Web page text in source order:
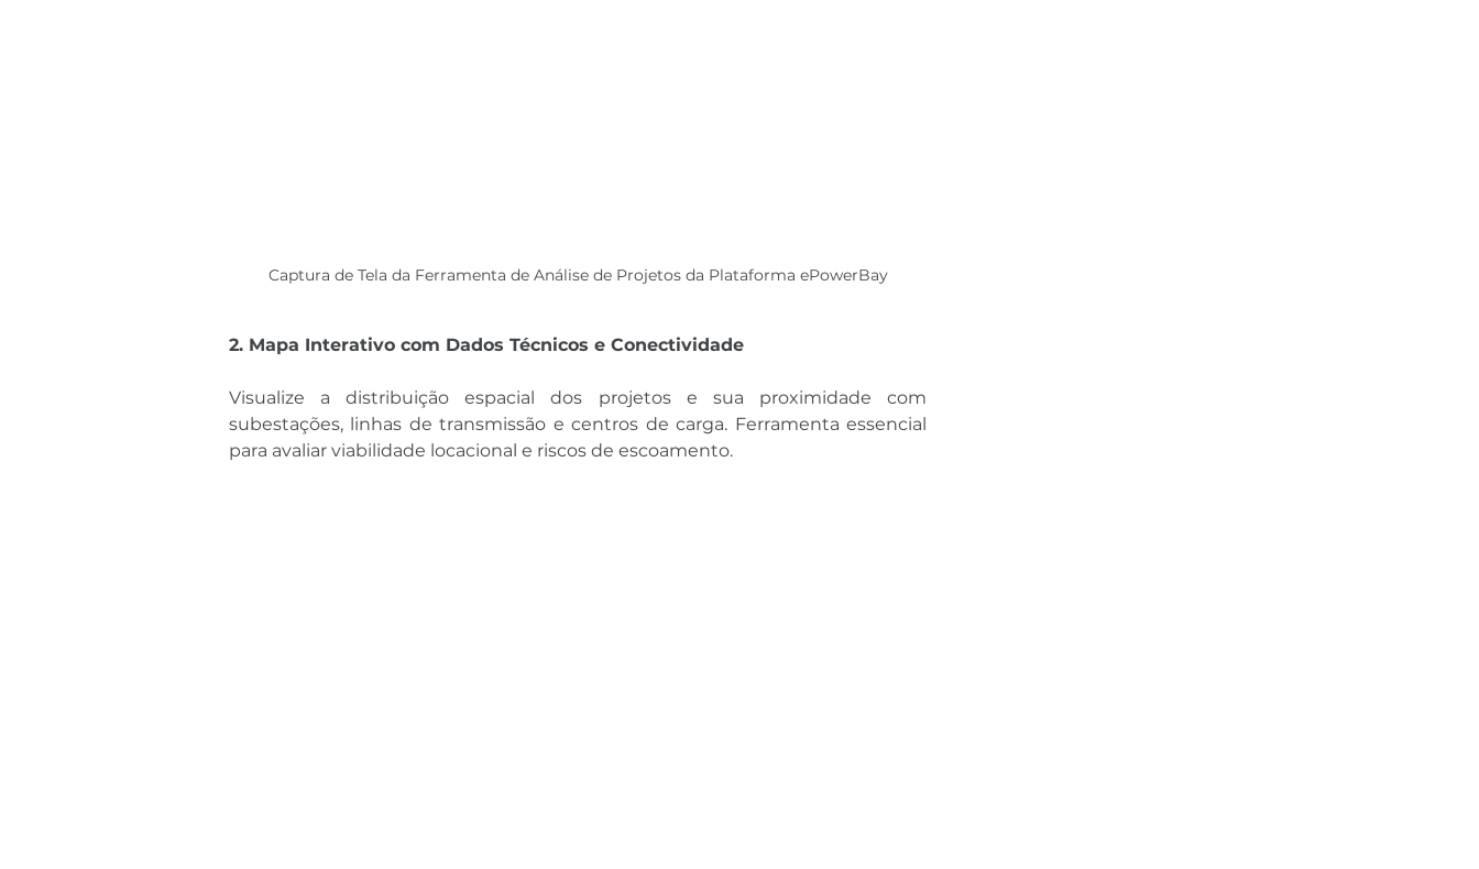
Captura de Tela da Ferramenta de Análise de Projetos da Plataforma ePowerBay
2. Mapa Interativo com Dados Técnicos e Conectividade
Visualize a distribuição espacial dos projetos e sua proximidade com
subestações, linhas de transmissão e centros de carga. Ferramenta essencial
para avaliar viabilidade locacional e riscos de escoamento.